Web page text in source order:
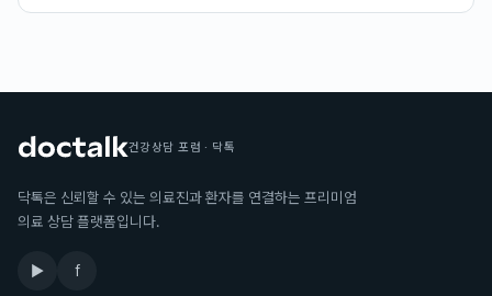
건강상담 포럼 · 닥톡
닥톡은 신뢰할 수 있는 의료진과 환자를 연결하는 프리미엄
의료 상담 플랫폼입니다.
▶ f